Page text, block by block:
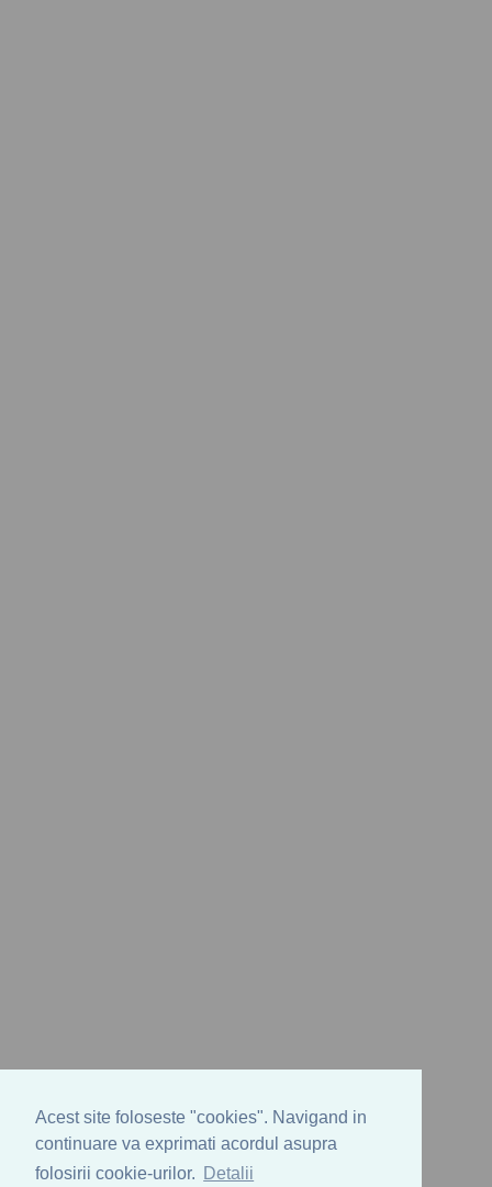
Acest site foloseste "cookies". Navigand in
continuare va exprimati acordul asupra
folosirii cookie-urilor.
Detalii